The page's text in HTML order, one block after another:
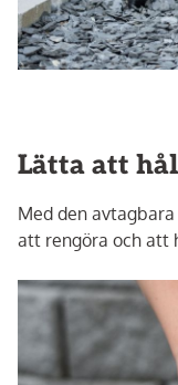
Lätta att
Med den
att rengöra och att